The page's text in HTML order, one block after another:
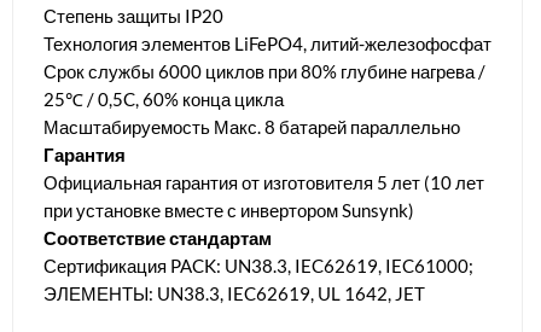
Степень защиты IP20
Технология элементов LiFePO4, литий-железофосфат
Срок службы 6000 циклов при 80% глубине нагрева /
25℃ / 0,5C, 60% конца цикла
Масштабируемость Макс. 8 батарей параллельно
Гарантия
Официальная гарантия от изготовителя 5 лет (10 лет
при установке вместе с инвертором Sunsynk)
Соответствие стандартам
Сертификация PACK: UN38.3, IEC62619, IEC61000;
ЭЛЕМЕНТЫ: UN38.3, IEC62619, UL 1642, JET